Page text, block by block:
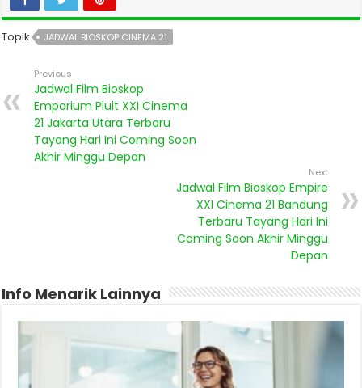
Topik JADWAL BIOSKOP CINEMA 21
Previous
Jadwal Film Bioskop
Emporium Pluit XXI Cinema
21 Jakarta Utara Terbaru
Tayang Hari Ini Coming Soon
Akhir Minggu Depan
Next
Jadwal Film Bioskop Empire
XXI Cinema 21 Bandung
Terbaru Tayang Hari Ini
Coming Soon Akhir Minggu
Depan
Info Menarik Lainnya